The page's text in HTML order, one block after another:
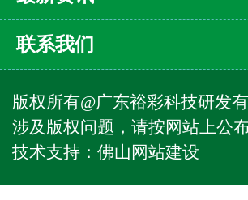
联系我们
版权所有@广东裕彩科技研发
涉及版权问题，请按网站上公
技术支持： 佛山网站建设